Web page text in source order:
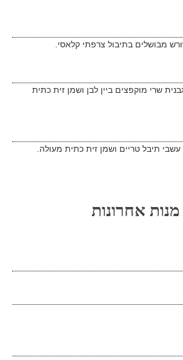
מבושלים בתיבול צרפתי קלאסי.
שרי מוקפצים ביין לבן ושמן זית כתית
תיבל טריים ושמן זית כתית מעולה.
מנות אחרונות